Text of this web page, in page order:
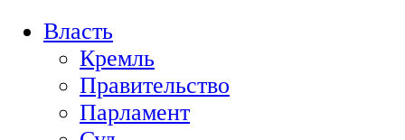
Власть
Кремль
Правительство
Парламент